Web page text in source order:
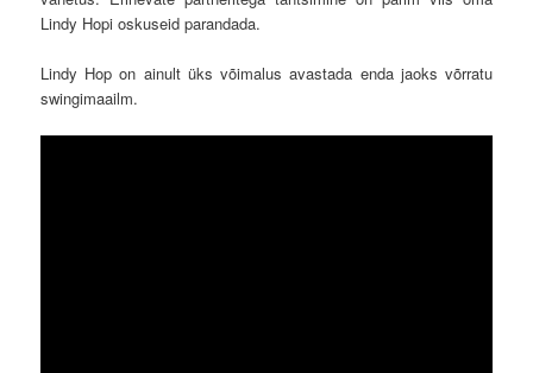
Lindy Hopi oskuseid parandada.
Lindy Hop on ainult üks võimalus avastada enda jaoks võrratu
swingimaailm.